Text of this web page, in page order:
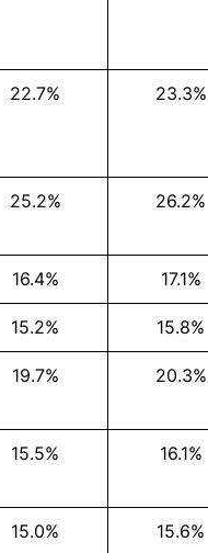
22.7% 23.3%
25.2% 26.2%
16.4% 17.1%
15.2% 15.8%
19.7% 20.3%
15.5% 16.1%
15.0% 15.6%